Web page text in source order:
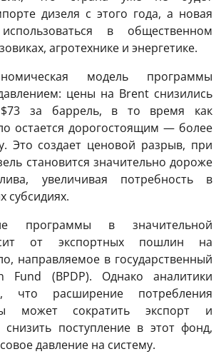
дизеля с этого года, а новая
в общественном
агротехнике и энергетике.
модель программы
цены на Brent снизились
за баррель, в то время как
остается дорогостоящим — более
Это создает ценовой разрыв, при
становится значительно дороже
увеличивая потребность в
субсидиях.
программы в значительной
от экспортных пошлин на
направляемое в государственный
Fund (BPDP). Однако аналитики
что расширение потребления
может сократить экспорт и
снизить поступление в этот фонд,
давление на систему.